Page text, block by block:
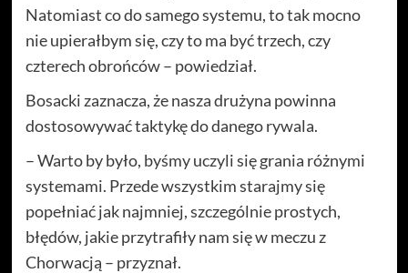
Natomiast co do samego systemu, to tak mocno
nie upierałbym się, czy to ma być trzech, czy
czterech obrońców – powiedział.
Bosacki zaznacza, że nasza drużyna powinna
dostosowywać taktykę do danego rywala.
– Warto by było, byśmy uczyli się grania różnymi
systemami. Przede wszystkim starajmy się
popełniać jak najmniej, szczególnie prostych,
błędów, jakie przytrafiły nam się w meczu z
Chorwacją – przyznał.